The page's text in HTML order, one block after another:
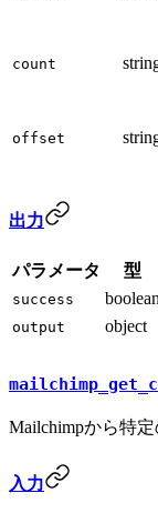
count
offset
出力
パラメータ 型
success boolean
output object
Mailchimpから特
入力